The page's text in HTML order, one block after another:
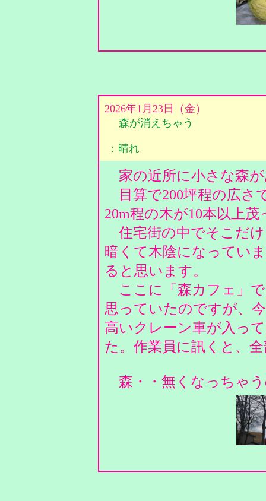
2026年1月23日（金）
森が消えちゃう
：晴れ
家の近所に小さな森
目算で200坪程の広さ
20m程の木が10本以上
住宅街の中でそこだ
暗くて木陰になってい
ると思います。
ここに「森カフェ」
思っていたのですが、
高いクレーン車が入っ
た。作業員に訊くと、
森・・無くなっちゃ